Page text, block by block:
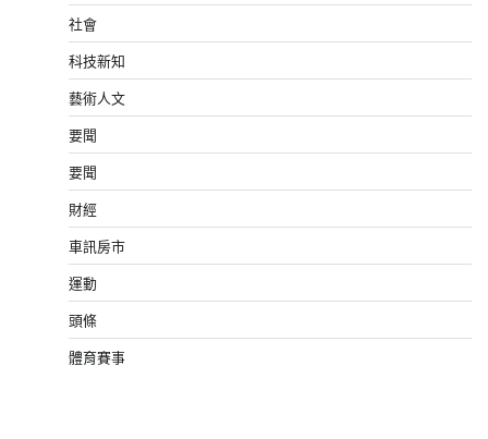
社會
科技新知
藝術人文
要聞
要聞
財經
車訊房市
運動
頭條
體育賽事